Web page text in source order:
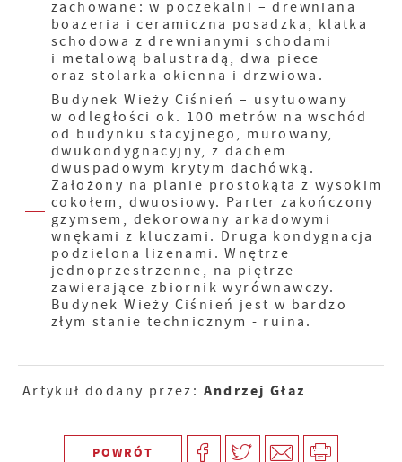
zachowane: w poczekalni – drewniana
boazeria i ceramiczna posadzka, klatka
schodowa z drewnianymi schodami
i metalową balustradą, dwa piece
oraz stolarka okienna i drzwiowa.
Budynek Wieży Ciśnień – usytuowany
w odległości ok. 100 metrów na wschód
od budynku stacyjnego, murowany,
dwukondygnacyjny, z dachem
dwuspadowym krytym dachówką.
Założony na planie prostokąta z wysokim
cokołem, dwuosiowy. Parter zakończony
gzymsem, dekorowany arkadowymi
wnękami z kluczami. Druga kondygnacja
podzielona lizenami. Wnętrze
jednoprzestrzenne, na piętrze
zawierające zbiornik wyrównawczy.
Budynek Wieży Ciśnień jest w bardzo
złym stanie technicznym - ruina.
Artykuł dodany przez: Andrzej Głaz
POWRÓT